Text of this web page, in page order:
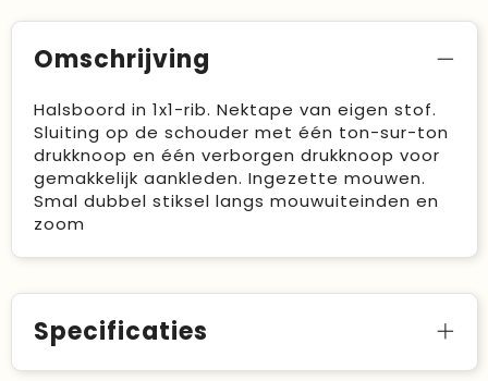
Omschrijving
Halsboord in 1x1-rib. Nektape van eigen stof.
Sluiting op de schouder met één ton-sur-ton
drukknoop en één verborgen drukknoop voor
gemakkelijk aankleden. Ingezette mouwen.
Smal dubbel stiksel langs mouwuiteinden en
zoom
Specificaties